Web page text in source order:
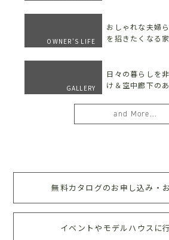
OWNER'S LIFE
おしゃれな夫婦
を招きたくなる家
GALLERY
日々の暮らしを
け＆空中廊下の
and More...
無料カタログのお申し込み・
イベントやモデルハウスに